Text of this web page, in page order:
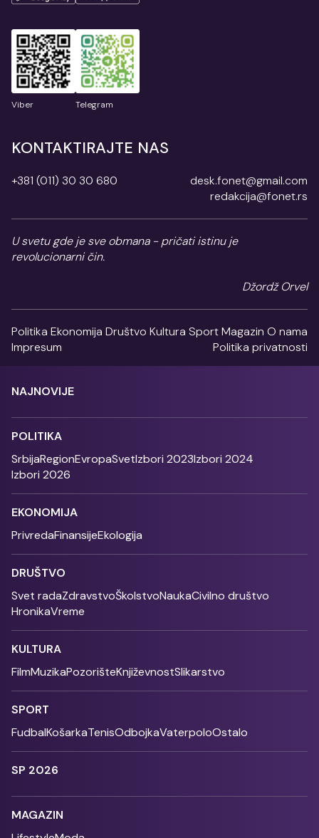
Viber Telegram
KONTAKTIRAJTE NAS
+381 (011) 30 30 680
desk.fonet@gmail.com
redakcija@fonet.rs
U svetu gde je sve obmana - pričati istinu je
revolucionarni čin.
Džordž Orvel
Politika Ekonomija Društvo Kultura SportMagazin O nama
Impresum
Politika privatnosti
NAJNOVIJE
POLITIKA
SrbijaRegionEvropaSvetIzbori 2023Izbori 2024
Izbori 2026
EKONOMIJA
PrivredaFinansijeEkologija
DRUŠTVO
Svet radaZdravstvoŠkolstvoNaukaCivilno društvo
HronikaVreme
KULTURA
FilmMuzikaPozorišteKnjiževnostSlikarstvo
SPORT
FudbalKošarkaTenisOdbojkaVaterpoloOstalo
SP 2026
MAGAZIN